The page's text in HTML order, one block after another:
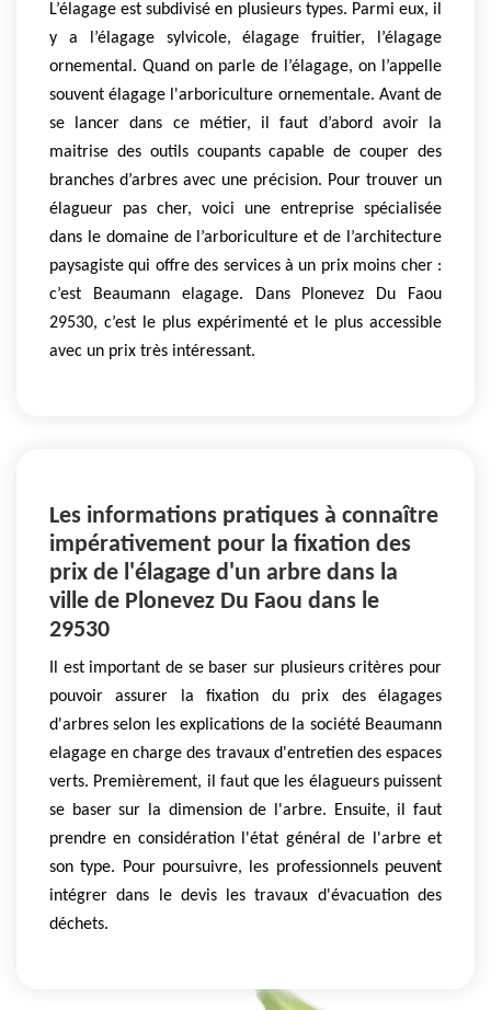
L’élagage est subdivisé en plusieurs types. Parmi eux, il
y a l’élagage sylvicole, élagage fruitier, l’élagage
ornemental. Quand on parle de l’élagage, on l’appelle
souvent élagage l'arboriculture ornementale. Avant de
se lancer dans ce métier, il faut d’abord avoir la
maitrise des outils coupants capable de couper des
branches d’arbres avec une précision. Pour trouver un
élagueur pas cher, voici une entreprise spécialisée
dans le domaine de l’arboriculture et de l’architecture
paysagiste qui offre des services à un prix moins cher :
c’est Beaumann elagage. Dans Plonevez Du Faou
29530, c’est le plus expérimenté et le plus accessible
avec un prix très intéressant.
Les informations pratiques à connaître
impérativement pour la fixation des
prix de l'élagage d'un arbre dans la
ville de Plonevez Du Faou dans le
29530
Il est important de se baser sur plusieurs critères pour
pouvoir assurer la fixation du prix des élagages
d'arbres selon les explications de la société Beaumann
elagage en charge des travaux d'entretien des espaces
verts. Premièrement, il faut que les élagueurs puissent
se baser sur la dimension de l'arbre. Ensuite, il faut
prendre en considération l'état général de l'arbre et
son type. Pour poursuivre, les professionnels peuvent
intégrer dans le devis les travaux d'évacuation des
déchets.